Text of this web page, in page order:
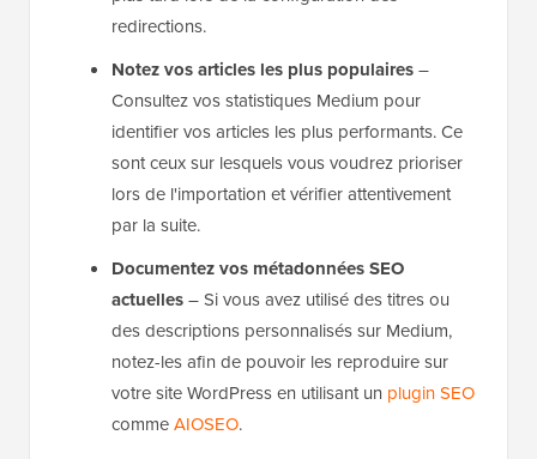
redirections.
Notez vos articles les plus populaires–
Consultez vos statistiques Medium pour
identifier vos articles les plus performants. Ce
sont ceux sur lesquels vous voudrez prioriser
lors de l'importation et vérifier attentivement
par la suite.
Documentez vos métadonnées SEO
actuelles– Si vous avez utilisé des titres ou
des descriptions personnalisés sur Medium,
notez-les afin de pouvoir les reproduire sur
votre site WordPress en utilisant un plugin SEO
commeAIOSEO.